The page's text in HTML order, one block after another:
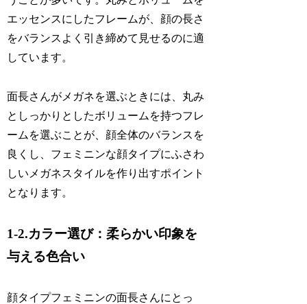
エッセンスにしたフレームが、顔の長さ
をバランスよく引き締めて見せるのに適
しています。
面長さんがメガネを選ぶときには、丸み
としっかりとしたボリュームを持つフレ
ームを選ぶことが、顔全体のバランスを
良くし、フェミニンな顔タイプにふさわ
しいメガネスタイルを作り出すポイント
となります。
1-2.カラー選び：柔らかい印象を
与える色合い
顔タイプフェミニンの面長さんにとっ